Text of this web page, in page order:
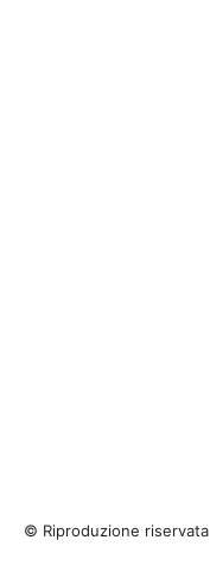
© Riproduzione riservata